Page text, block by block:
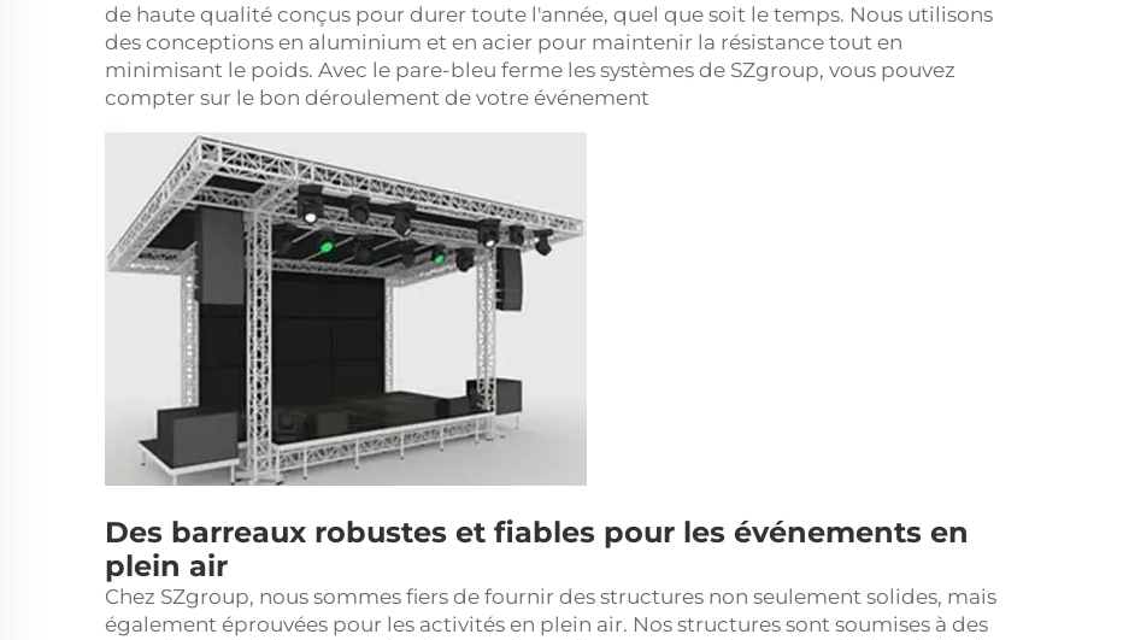
de haute qualité conçus pour durer toute l'année, quel que soit le temps. Nous utilisons
des conceptions en aluminium et en acier pour maintenir la résistance tout en
minimisant le poids. Avec le pare-bleu ferme les systèmes de SZgroup, vous pouvez
compter sur le bon déroulement de votre événement
Des barreaux robustes et fiables pour les événements en
plein air
Chez SZgroup, nous sommes fiers de fournir des structures non seulement solides, mais
également éprouvées pour les activités en plein air. Nos structures sont soumises à des